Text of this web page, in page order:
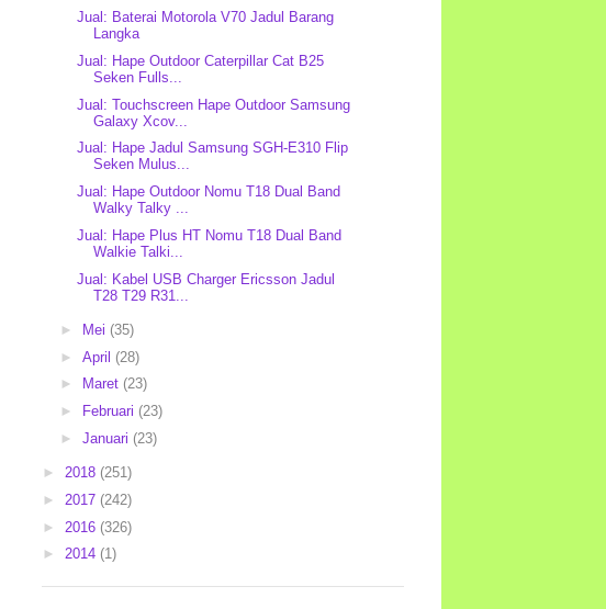
Jual: Baterai Motorola V70 Jadul Barang
Langka
Jual: Hape Outdoor Caterpillar Cat B25
Seken Fulls...
Jual: Touchscreen Hape Outdoor Samsung
Galaxy Xcov...
Jual: Hape Jadul Samsung SGH-E310 Flip
Seken Mulus...
Jual: Hape Outdoor Nomu T18 Dual Band
Walky Talky ...
Jual: Hape Plus HT Nomu T18 Dual Band
Walkie Talki...
Jual: Kabel USB Charger Ericsson Jadul
T28 T29 R31...
► Mei (35)
► April (28)
►
Maret (23)
►
Februari (23)
► Januari (23)
► 2018 (251)
► 2017 (242)
► 2016 (326)
► 2014 (1)